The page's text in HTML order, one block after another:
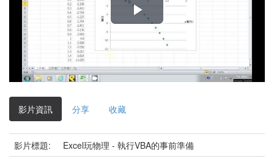
播
放
影
影片資訊 分享 收藏
影片標題:
Excel玩物理 - 執行VBA的事前準備